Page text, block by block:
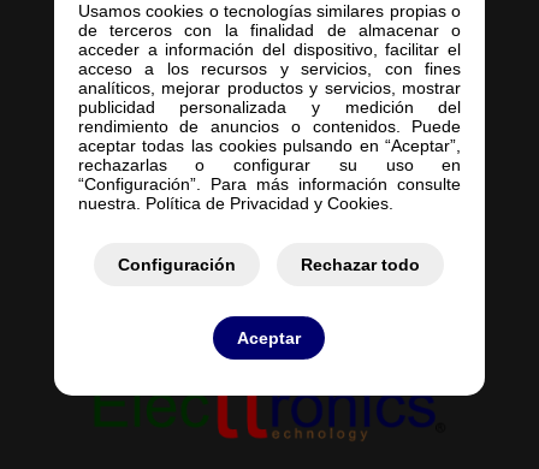
Usamos cookies o tecnologías similares propias o
de terceros con la finalidad de almacenar o
acceder a información del dispositivo, facilitar el
acceso a los recursos y servicios, con fines
analíticos, mejorar productos y servicios, mostrar
publicidad personalizada y medición del
rendimiento de anuncios o contenidos. Puede
aceptar todas las cookies pulsando en “Aceptar”,
rechazarlas o configurar su uso en
“Configuración”. Para más información consulte
nuestra. Política de Privacidad y Cookies.
Configuración Rechazar todo
Aceptar
Inicio
Empresa
Servicios
Contacto
Mis Presupuestos